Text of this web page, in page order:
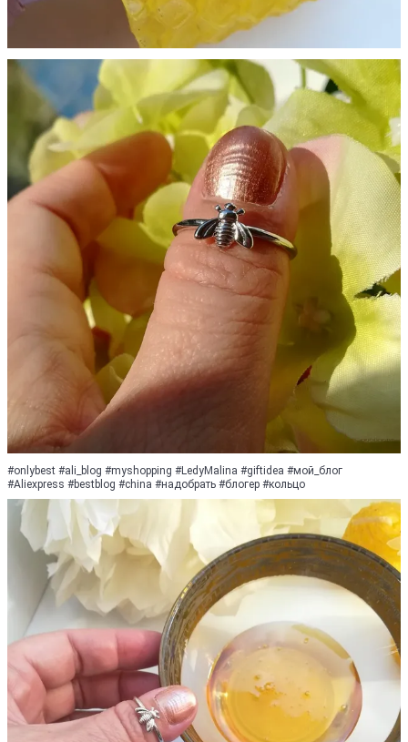
#оnlybest #ali_blog #myshopping #LedyMalina #giftidеа #мoй_блoг
#Аliехрrеss #bеstblog #сhinа #нaдoбpaть #блoгep #кольцо